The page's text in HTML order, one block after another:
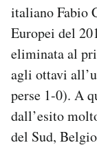
italiano Fabio
Europei del
eliminata al
agli ottavi
perse 1-0). A
dall’esito
del Sud,